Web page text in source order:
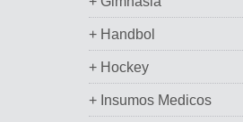
+ Handbol
+ Hockey
+ Insumos Medicos